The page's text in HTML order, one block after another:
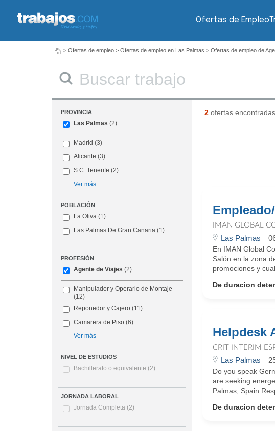
Ofertas de Empleo
> Ofertas de empleo > Ofertas de empleo en Las Palmas > Ofertas de empleo de
PROVINCIA
Las Palmas (2)
Madrid (3)
Alicante (3)
S.C. Tenerife (2)
Ver más
POBLACIÓN
La Oliva (1)
Las Palmas De Gran Canaria (1)
PROFESIÓN
Agente de Viajes (2)
Manipulador y Operario de Montaje
(12)
Reponedor y Cajero (11)
Camarera de Piso (6)
Ver más
NIVEL DE ESTUDIOS
Bachillerato o equivalente (2)
JORNADA LABORAL
Jornada Completa (2)
2ofertas encontradas
IMAN GLOBAL
Las Palmas
En IMAN Global
Salón en la zona
promociones y
De duracion
Helpdesk
CRIT INTERIM
Las Palmas
Do you speak
are seeking
Palmas,
De duracion